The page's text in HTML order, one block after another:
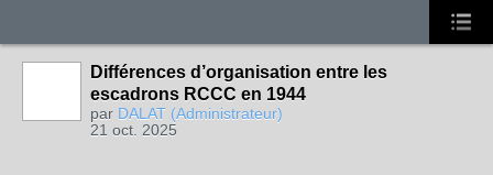
Différences d’organisation entre les
escadrons RCCC en 1944
par DALAT (Administrateur)
21 oct. 2025